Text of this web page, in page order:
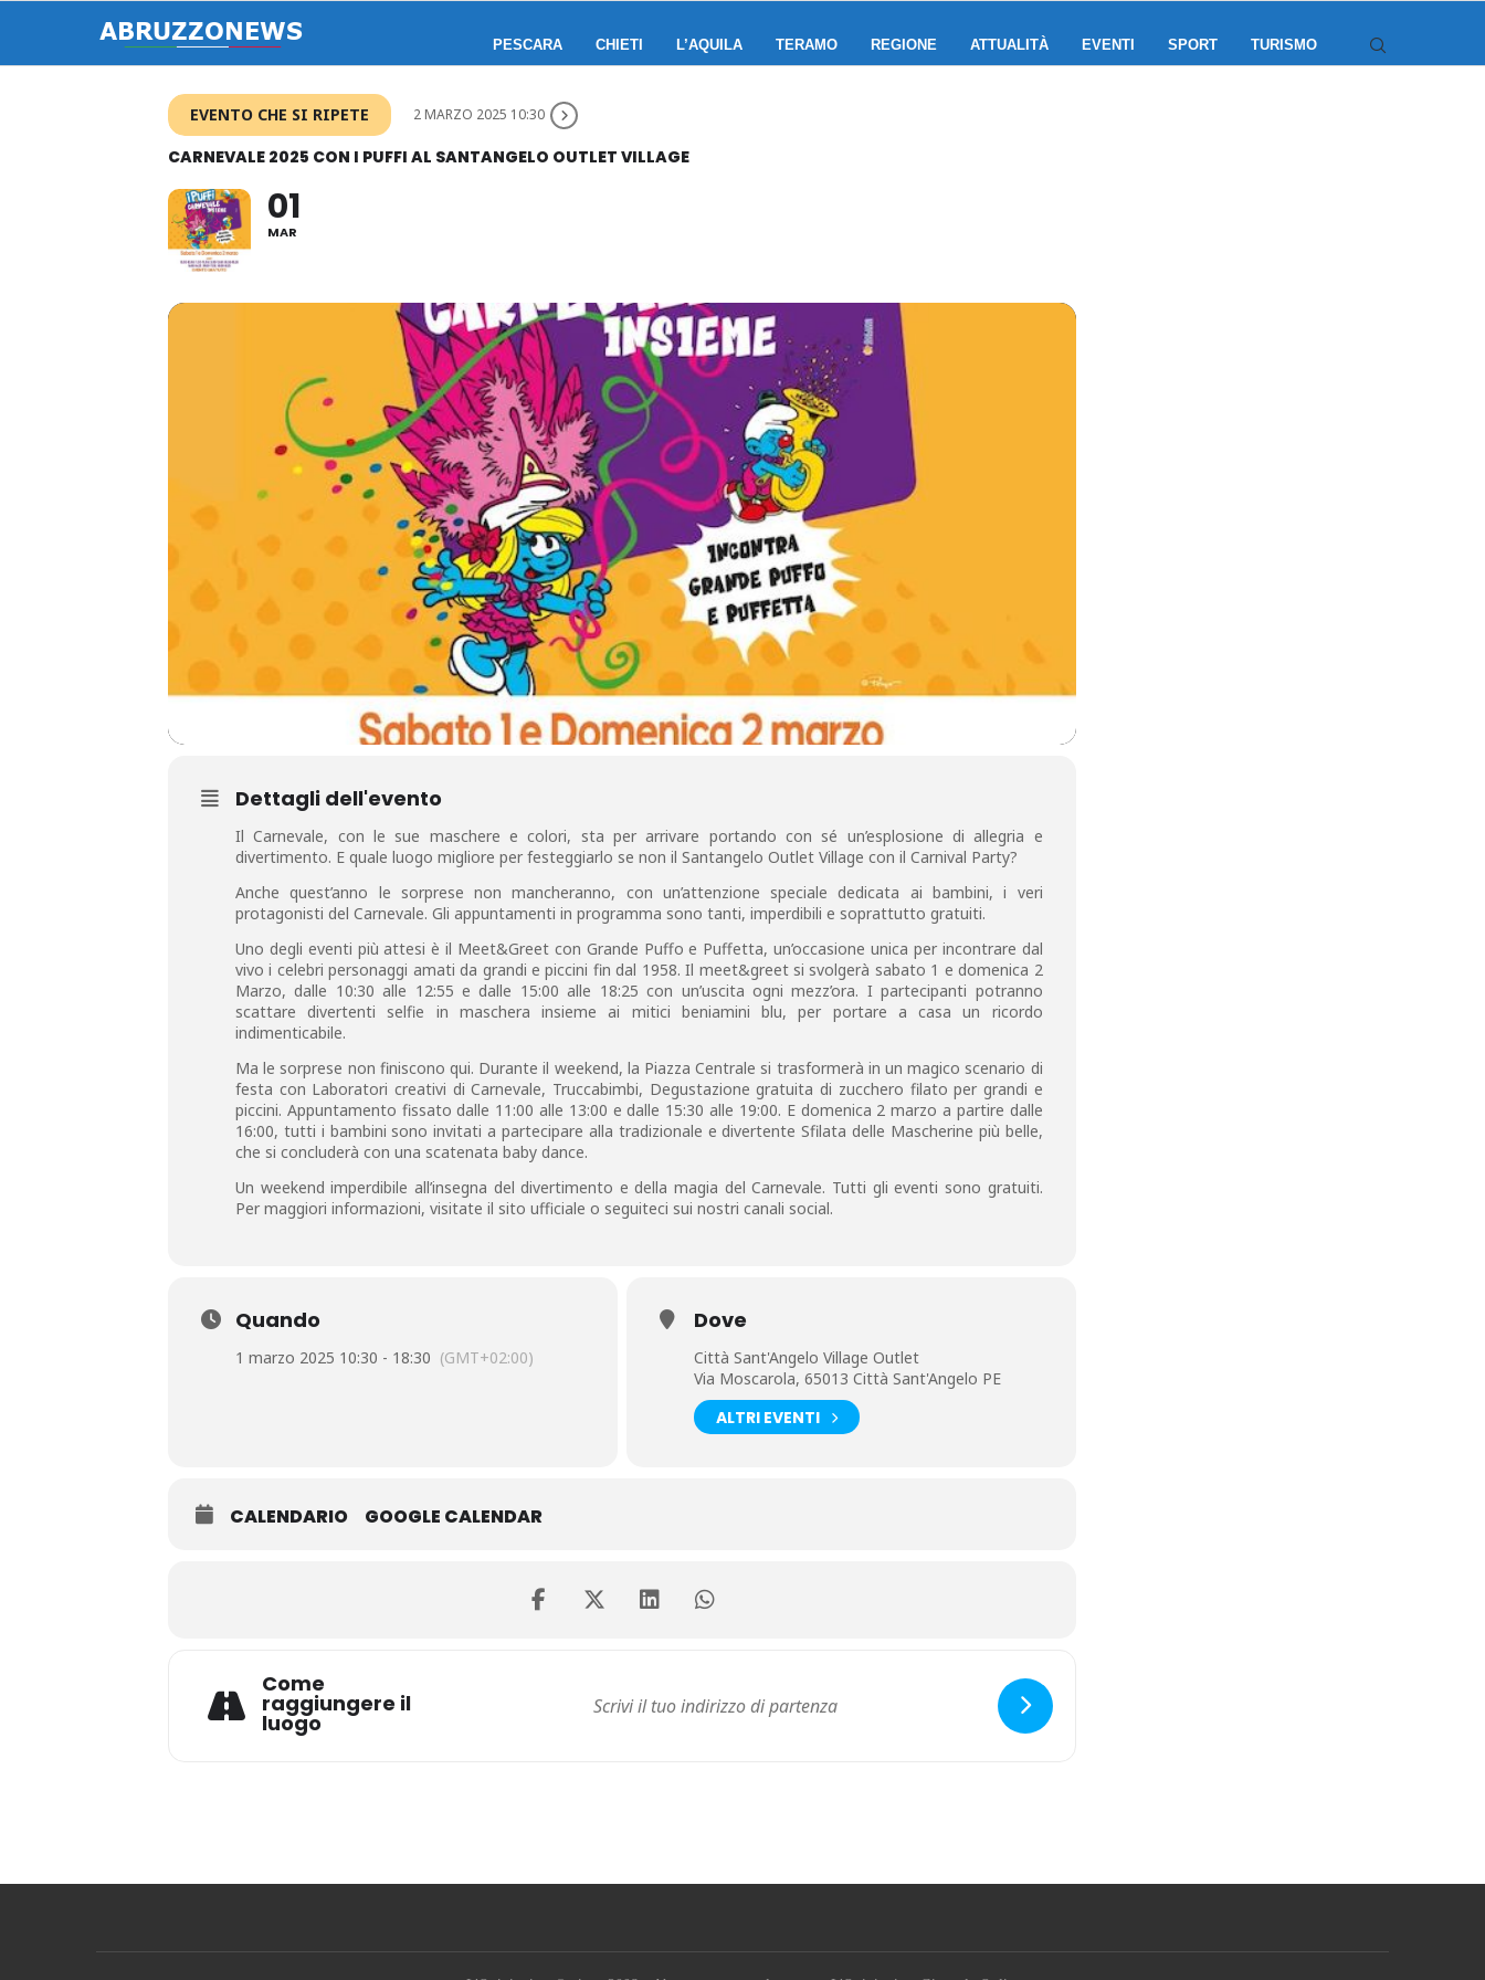
PESCARA CHIETI L’AQUILA TERAMO REGIONE ATTUALITÀ EVENTI SPORT TURISMO
EVENTO CHE SI RIPETE 2 MARZO 2025 10:30
CARNEVALE 2025 CON I PUFFI AL SANTANGELO OUTLET VILLAGE
01
MAR
Dettagli dell'evento
Il Carnevale, con le sue maschere e colori, sta per arrivare portando con sé un’esplosione di allegria e
divertimento. E quale luogo migliore per festeggiarlo se non il Santangelo Outlet Village con il Carnival Party?
Anche quest’anno le sorprese non mancheranno, con un’attenzione speciale dedicata ai bambini, i veri
protagonisti del Carnevale. Gli appuntamenti in programma sono tanti, imperdibili e soprattutto gratuiti.
Uno degli eventi più attesi è il Meet&Greet con Grande Puffo e Puffetta, un’occasione unica per incontrare dal
vivo i celebri personaggi amati da grandi e piccini fin dal 1958. Il meet&greet si svolgerà sabato 1 e domenica 2
Marzo, dalle 10:30 alle 12:55 e dalle 15:00 alle 18:25 con un’uscita ogni mezz’ora. I partecipanti potranno
scattare divertenti selfie in maschera insieme ai mitici beniamini blu, per portare a casa un ricordo
indimenticabile.
Ma le sorprese non finiscono qui. Durante il weekend, la Piazza Centrale si trasformerà in un magico scenario di
festa con Laboratori creativi di Carnevale, Truccabimbi, Degustazione gratuita di zucchero filato per grandi e
piccini. Appuntamento fissato dalle 11:00 alle 13:00 e dalle 15:30 alle 19:00. E domenica 2 marzo a partire dalle
16:00, tutti i bambini sono invitati a partecipare alla tradizionale e divertente Sfilata delle Mascherine più belle,
che si concluderà con una scatenata baby dance.
Un weekend imperdibile all’insegna del divertimento e della magia del Carnevale. Tutti gli eventi sono gratuiti.
Per maggiori informazioni, visitate il sito ufficiale o seguiteci sui nostri canali social.
Quando
1 marzo 2025 10:30 - 18:30 (GMT+02:00)
Dove
Città Sant'Angelo Village Outlet
Via Moscarola, 65013 Città Sant'Angelo PE
ALTRI EVENTI
CALENDARIO GOOGLE CALENDAR
Come
raggiungere il
luogo